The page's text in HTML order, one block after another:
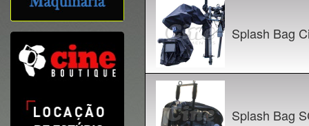
Splash Bag
Splash Bag